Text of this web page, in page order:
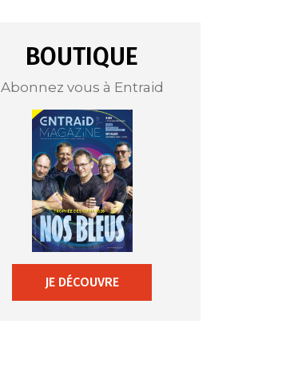
BOUTIQUE
Abonnez vous à Entraid
JE DÉCOUVRE